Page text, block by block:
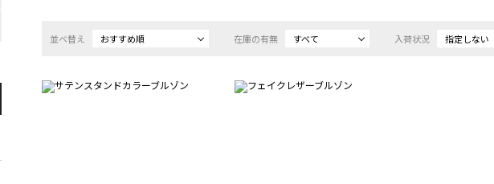
並べ替え おすすめ順 在庫の有無 すべて 入荷状況 指定しない